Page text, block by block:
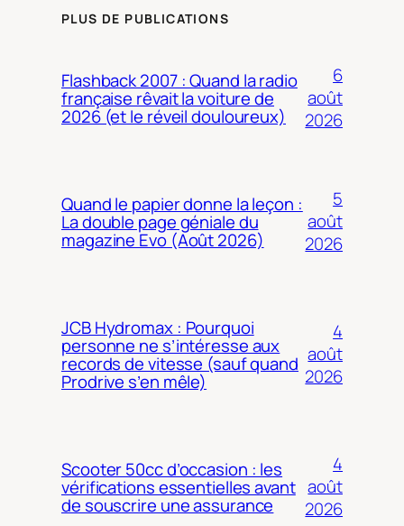
PLUS DE PUBLICATIONS
Flashback 2007 : Quand la radio
française rêvait la voiture de
2026 (et le réveil douloureux)
6
août
2026
Quand le papier donne la leçon :
La double page géniale du
magazine Evo (Août 2026)
5
août
2026
JCB Hydromax : Pourquoi
personne ne s’intéresse aux
records de vitesse (sauf quand
Prodrive s’en mêle)
4
août
2026
Scooter 50cc d’occasion : les
vérifications essentielles avant
de souscrire une assurance
4
août
2026